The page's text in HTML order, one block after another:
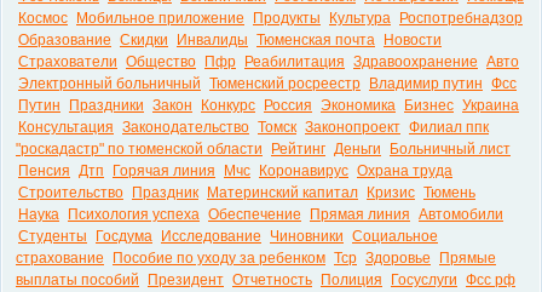
Космос
Мобильное приложение Продукты Культура
Роспотребнадзор
Образование Скидки Инвалиды Тюменская почта
Новости
Страхователи Общество Пфр Реабилитация Здравоохранение Авто
Электронный больничный Тюменский росреестр Владимир путин Фсс
Путин
Праздники Закон Конкурс Россия Экономика Бизнес Украина
Консультация Законодательство Томск Законопроект Филиал ппк
"роскадастр" по тюменской области
Рейтинг Деньги
Больничный лист
Пенсия Дтп Горячая линия Мчс Коронавирус Охрана труда
Строительство
Праздник Материнский капитал Кризис Тюмень
Наука
Психология успеха Обеспечение Прямая линия Автомобили
Студенты
Госдума Исследование Чиновники Социальное
страхование
Пособие по уходу за ребенком Тср Здоровье
Прямые
выплаты пособий
Президент Отчетность Полиция Госуслуги Фсс рф